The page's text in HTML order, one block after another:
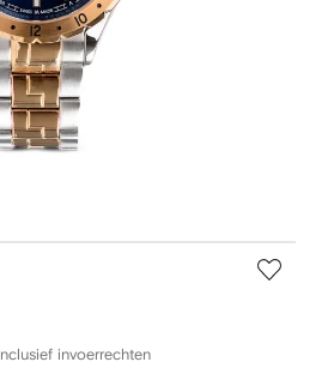
Inclusief invoerrechten